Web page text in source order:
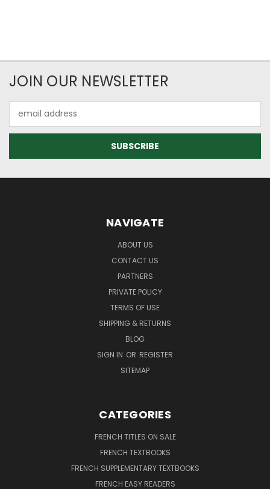
JOIN OUR NEWSLETTER
Address
NAVIGATE
ABOUT US
CONTACT US
PARTNERS
PRIVATE POLICY
TERMS OF USE
SHIPPING & RETURNS
BLOG
SIGN IN OR REGISTER
SITEMAP
CATEGORIES
FRENCH TITLES ON SALE
FRENCH TEXTBOOKS
FRENCH SUPPLEMENTARY TEXTBOOKS
FRENCH EASY READERS